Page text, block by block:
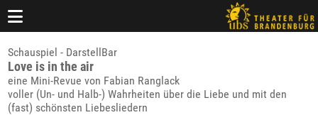
Schauspiel - DarstellBar
Love is in the air
eine Mini-Revue von Fabian Ranglack
voller (Un- und Halb-) Wahrheiten über die Liebe und mit den
(fast) schönsten Liebesliedern